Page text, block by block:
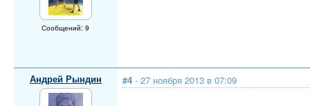
Сообщений: 9
Андрей Рындин #4 - 27 ноября 2013 в 07:09